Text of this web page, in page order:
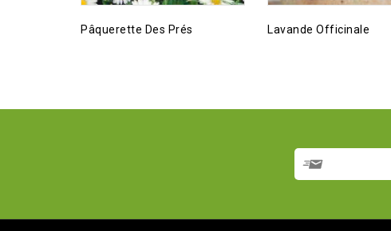
Pâquerette Des Prés Lavande Officinale